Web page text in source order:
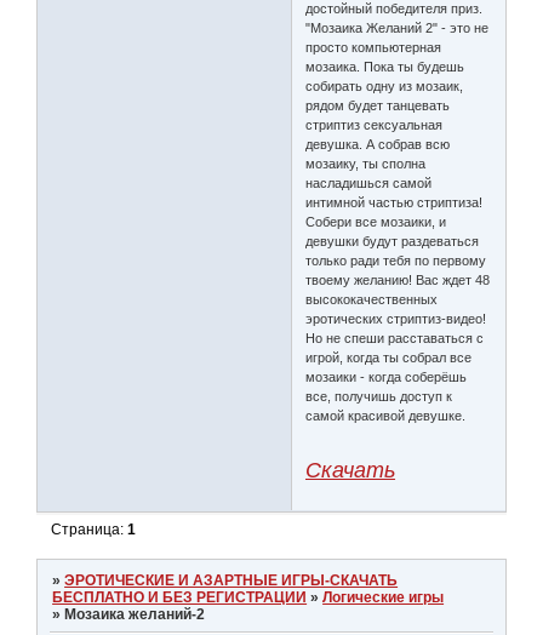
достойный победителя приз.
"Мозаика Желаний 2" - это не
просто компьютерная
мозаика. Пока ты будешь
собирать одну из мозаик,
рядом будет танцевать
стриптиз сексуальная
девушка. А собрав всю
мозаику, ты сполна
насладишься самой
интимной частью стриптиза!
Собери все мозаики, и
девушки будут раздеваться
только ради тебя по первому
твоему желанию! Вас ждет 48
высококачественных
эротических стриптиз-видео!
Но не спеши расставаться с
игрой, когда ты собрал все
мозаики - когда соберёшь
все, получишь доступ к
самой красивой девушке.
Скачать
Страница:1
»ЭРОТИЧЕСКИЕ И АЗАРТНЫЕ ИГРЫ-СКАЧАТЬ
БЕСПЛАТНО И БЕЗ РЕГИСТРАЦИИ »Логические игры
»Мозаика желаний-2